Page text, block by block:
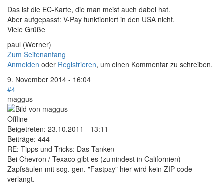
Das ist die EC-Karte, die man meist auch dabei hat.
Aber aufgepasst: V-Pay funktioniert in den USA nicht.
Viele Grüße
paul (Werner)
Zum Seitenanfang
Anmelden oder Registrieren, um einen Kommentar zu schreiben.
9. November 2014 - 16:04
#4
maggus
Offline
Beigetreten: 23.10.2011 - 13:11
Beiträge: 444
RE: Tipps und Tricks: Das Tanken
Bei Chevron / Texaco gibt es (zumindest in Californien)
Zapfsäulen mit sog. gen. "Fastpay" hier wird kein ZIP code
verlangt.